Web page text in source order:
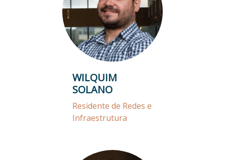
WILQUIM
SOLANO
Residente de Redes e
Infraestrutura